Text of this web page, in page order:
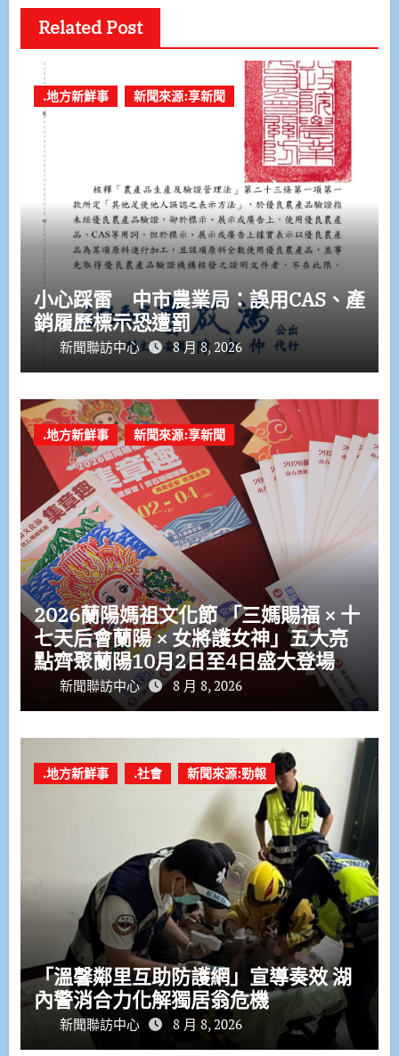
Related Post
.地方新鮮事 新聞來源:享新聞
小心踩雷 中市農業局：誤用CAS、產
銷履歷標示恐遭罰
新聞聯訪中心 8 月 8, 2026
.地方新鮮事 新聞來源:享新聞
2026蘭陽媽祖文化節 「三媽賜福 × 十
七天后會蘭陽 × 女將護女神」五大亮
點齊聚蘭陽10月2日至4日盛大登場
新聞聯訪中心 8 月 8, 2026
.地方新鮮事 .社會 新聞來源:勁報
「溫馨鄰里互助防護網」宣導奏效 湖
內警消合力化解獨居翁危機
新聞聯訪中心 8 月 8, 2026